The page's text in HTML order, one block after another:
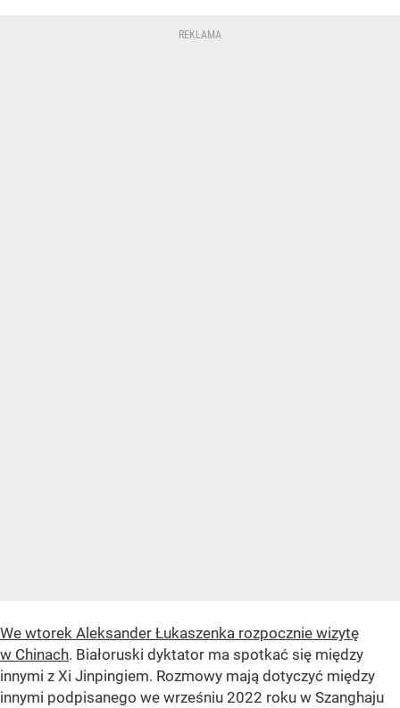
We wtorek Aleksander Łukaszenka rozpocznie wizytę
w Chinach. Białoruski dyktator ma spotkać się między
innymi z Xi Jinpingiem. Rozmowy mają dotyczyć między
innymi podpisanego we wrześniu 2022 roku w Szanghaju